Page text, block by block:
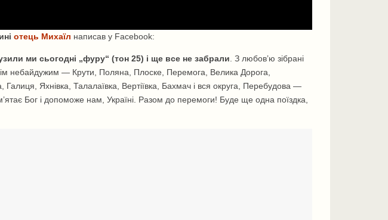
отець Михаїл написав у Facebook:
ми сьогодні „фуру“ (тон 25) і ще все не забрали . З любов’ю зібрані
небайдужим — Крути, Поляна, Плоске, Перемога, Велика Дорога,
Яхнівка, Талалаївка, Вертіївка, Бахмач і вся округа, Перебудова —
Бог і допоможе нам, Україні. Разом до перемоги! Буде ще одна поїздка,